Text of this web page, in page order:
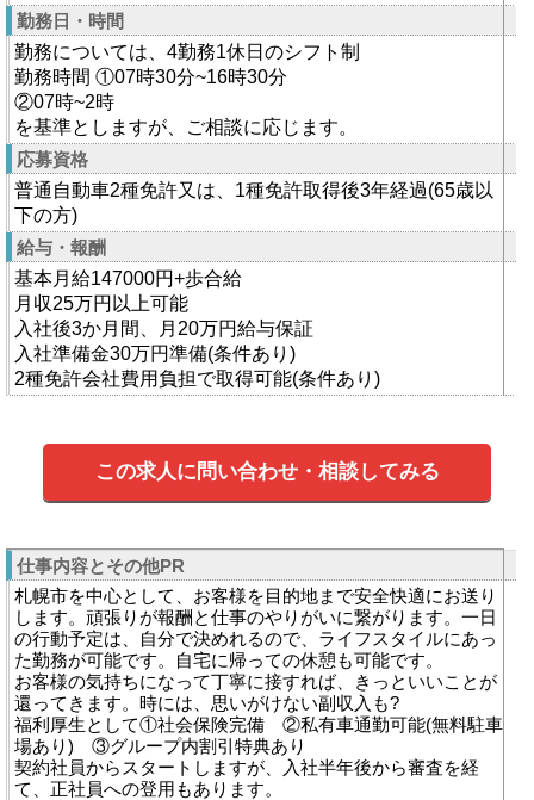
勤務日・時間
勤務については、4勤務1休日のシフト制
勤務時間 ①07時30分~16時30分
②07時~2時
を基準としますが、ご相談に応じます。
応募資格
普通自動車2種免許又は、1種免許取得後3年経過(65歳以
下の方)
給与・報酬
基本月給147000円+歩合給
月収25万円以上可能
入社後3か月間、月20万円給与保証
入社準備金30万円準備(条件あり)
2種免許会社費用負担で取得可能(条件あり)
この求人に問い合わせ・相談してみる
仕事内容とその他PR
札幌市を中心として、お客様を目的地まで安全快適にお送り
します。頑張りが報酬と仕事のやりがいに繋がります。一日
の行動予定は、自分で決めれるので、ライフスタイルにあっ
た勤務が可能です。自宅に帰っての休憩も可能です。
お客様の気持ちになって丁寧に接すれば、きっといいことが
還ってきます。時には、思いがけない副収入も?
福利厚生として①社会保険完備 ②私有車通勤可能(無料駐車
場あり) ③グループ内割引特典あり
契約社員からスタートしますが、入社半年後から審査を経
て、正社員への登用もあります。